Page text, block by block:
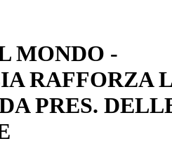
MONDO -
RAFFORZA
PRES.